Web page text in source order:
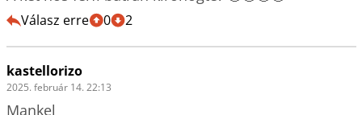
Válasz erre 0 2
kastellorizo
2025. február 14. 22:13
Mankel